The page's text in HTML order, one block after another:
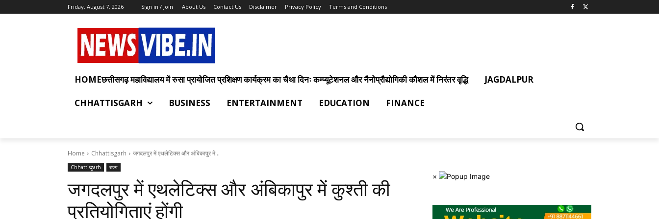
Friday, August 7, 2026 Sign in / Join About Us Contact Us Disclaimer Privacy Policy Terms and Conditions
HOMEछत्तीसगढ़ महाविद्यालय में रुसा प्रायोजित प्रशिक्षण कार्यक्रम का चैथा दिनः कम्प्यूटेशनल और नैनोप्रौद्योगिकी कौशल में निरंतर वृद्धि JAGDALPUR
CHHATTISGARH BUSINESS ENTERTAINMENT EDUCATION FINANCE
Home Chhattisgarh जगदलपुर में एथलेटिक्स और अंबिकापुर में...
Chhattisgarh राज्य
जगदलपुर में एथलेटिक्स और अंबिकापुर में कुश्ती की
प्रतियोगिताएं होंगी
×